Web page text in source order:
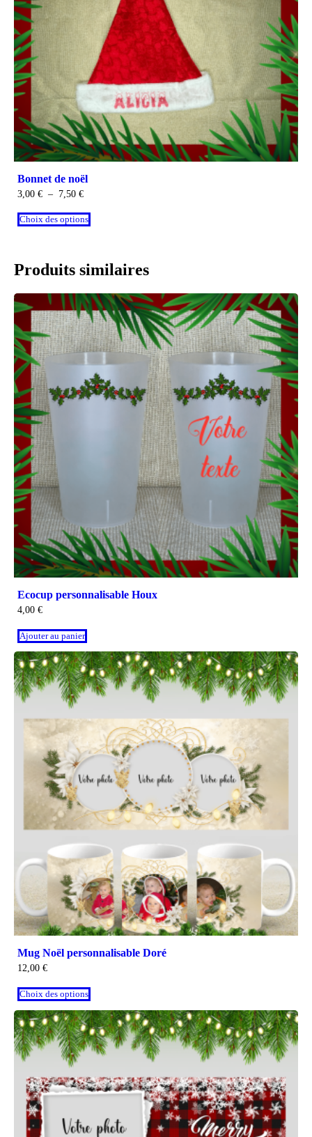
Bonnet de noël
3,00 € – 7,50 €
Choix des options
Produits similaires
Ecocup personnalisable Houx
4,00 €
Ajouter au panier
Mug Noël personnalisable Doré
12,00 €
Choix des options